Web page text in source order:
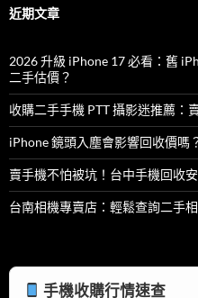
字:
近期文章
2026 升級 iPhone 17 必看：舊
二手估價？
收購二手手機 PTT 攝影迷推薦：
iPhone 鏡頭入塵會影響回收價嗎
賣手機不怕被坑！台中手機回收
台南相機專賣店：輕鬆查詢二手
手機收購行情速查